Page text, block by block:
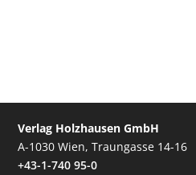
Verlag Holzhausen GmbH
A-1030 Wien, Traungasse 14-16
+43-1-740 95-0